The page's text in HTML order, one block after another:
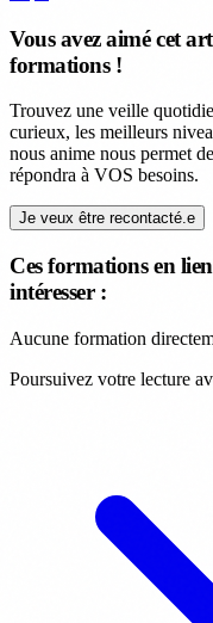
Vous avez aimé cet
formations !
Trouvez une veille
curieux, les meilleurs
nous anime nous permet
répondra à VOS besoins.
Je veux être recontacté.e
Ces formations en
intéresser :
Aucune formation
Poursuivez votre lecture